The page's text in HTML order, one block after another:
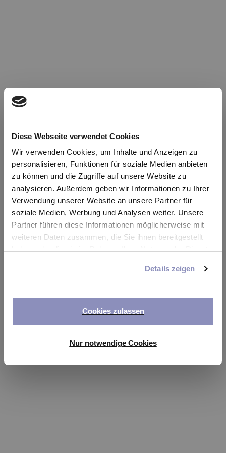
Diese Webseite verwendet Cookies
Wir verwenden Cookies, um Inhalte und Anzeigen zu
personalisieren, Funktionen für soziale Medien anbieten
zu können und die Zugriffe auf unsere Website zu
analysieren. Außerdem geben wir Informationen zu Ihrer
Verwendung unserer Website an unsere Partner für
soziale Medien, Werbung und Analysen weiter. Unsere
Partner führen diese Informationen möglicherweise mit
weiteren Daten zusammen, die Sie ihnen bereitgestellt
anpassen oder widerrufen. Weitere Details hierzu finden
Details zeigen
Cookies zulassen
Nur notwendige Cookies
Oops!
Something went wrong. Please try refreshing the
app
Refresh